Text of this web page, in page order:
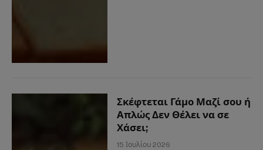
Σκέφτεται Γάμο Μαζί σου ή
Απλώς Δεν Θέλει να σε
Χάσει;
15 Ιουλίου 2026